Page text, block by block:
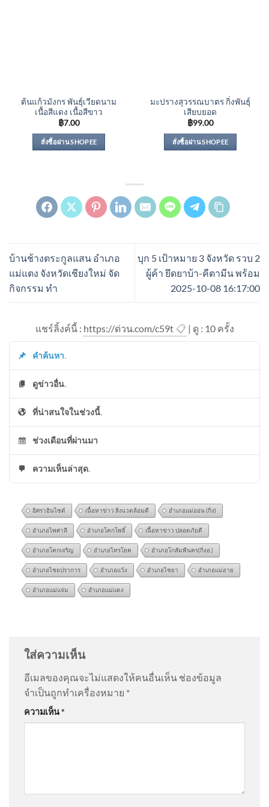
ต้นแก้วมังกร พันธุ์เวียดนาม
เนื้อสีแดง เนื้อสีขาว
฿7.00
สั่งซื้อผ่าน SHOPEE
มะปรางสุวรรณบาตร กิ่งพันธุ์
เสียบยอด
฿99.00
สั่งซื้อผ่าน SHOPEE
บ้านช้างตระกูลแสน อำเภอ
แม่แตง จังหวัดเชียงใหม่ จัด
กิจกรรม ทำ
บุก 5 เป้าหมาย 3 จังหวัด รวบ 2
ผู้ค้า ยึดยาบ้า-คีตามีน พร้อม
2025-10-08 16:17:00
แชร์ลิ้งค์นี้ : https://ด่วน.com/c59t 📋 | ดู : 10ครั้ง
คำค้นหา.
ดูข่าวอื่น.
ที่น่าสนใจในช่วงนี้.
ช่วงเดือนที่ผ่านมา
ความเห็นล่าสุด.
อิศราอินไซด์ เนื้อหาข่าว สิ่งแวดล้อมดี อำเภอแม่ออน (กิ่ง)
อำเภอไพศาลี อำเภอโคกโพธิ์ เนื้อหาข่าว ปลอดภัยดี
อำเภอโคกเจริญ อำเภอไทรโยค อำเภอโกสัมพีนคร(กิ่งอ.)
อำเภอไชยปราการ อำเภอแว้ง อำเภอไชยา อำเภอแม่อาย
อำเภอแม่แจ่ม อำเภอแม่แตง
@นวลนิลต์น่ดมาตย์
ฮลุน กลับสู่มาตุภูมิ ย่าไม่รู้จะเข้ม
แข็งได้แค่ไหน วันที่หลานถึงบ้าน อัพเดทข่าว
น้องกลับไทยแล้…
ใส่ความเห็น
อีเมลของคุณจะไม่แสดงให้คนอื่นเห็น ช่องข้อมูล
จำเป็นถูกทำเครื่องหมาย *
ความเห็น*